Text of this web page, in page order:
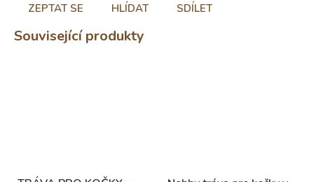
ZEPTAT SE HLÍDAT SDÍLET
Související produkty